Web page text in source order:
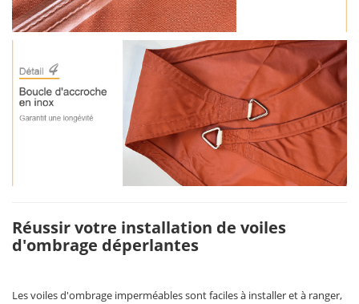
Réussir votre installation de voiles
d'ombrage déperlantes
Les voiles d'ombrage imperméables sont faciles à installer et à ranger,